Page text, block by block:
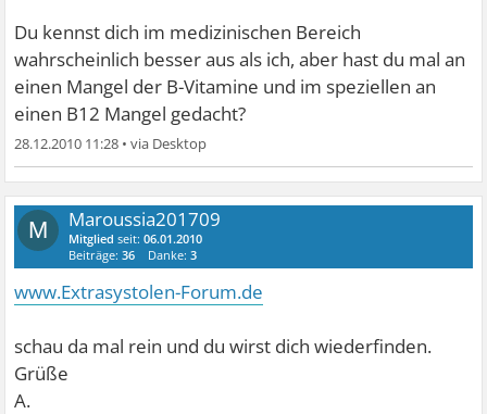
Du kennst dich im medizinischen Bereich
wahrscheinlich besser aus als ich, aber hast du mal an
einen Mangel der B-Vitamine und im speziellen an
einen B12 Mangel gedacht?
28.12.2010 11:28 •
M Maroussia201709
Mitglied seit:06.01.2010
Beiträge:36 Danke:3
www.Extrasystolen-Forum.de
schau da mal rein und du wirst dich wiederfinden.
Grüße
A.